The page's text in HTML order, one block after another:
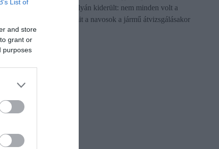
List of
and store
grant or
purposes
az M1-es autópályán kiderült: nem minden volt a
része abból, amit a navosok a jármű átvizsgálásakor